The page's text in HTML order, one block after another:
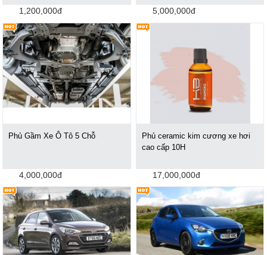
1,200,000đ 5,000,000đ
Phủ Gầm Xe Ô Tô 5 Chỗ
4,000,000đ
Phủ ceramic kim cương xe hơi
cao cấp 10H
17,000,000đ